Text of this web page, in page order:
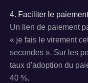
4. Faciliter le paiement
Un lien de paiement
« je fais le virement
secondes ». Sur les
taux d'adoption du
40 %.